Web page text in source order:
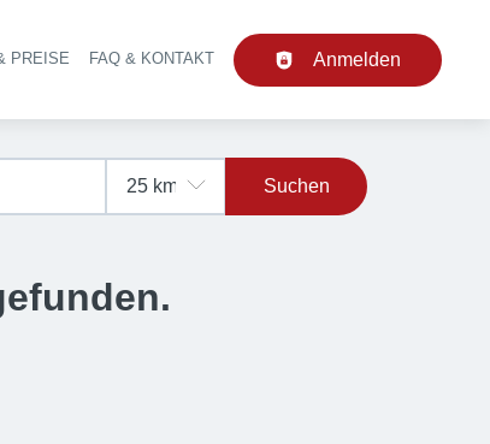
PREISE FAQ & KONTAKT Anmelden
Suchen